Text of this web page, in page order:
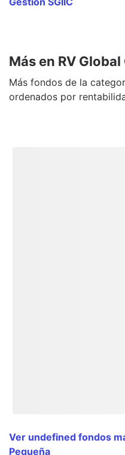
Más en RV
Más fondos de la
ordenados por
Ver undefined fondos
Pequeña